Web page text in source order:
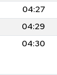
04:27
04:29
04:30